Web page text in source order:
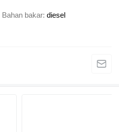
Bahan bakar diesel